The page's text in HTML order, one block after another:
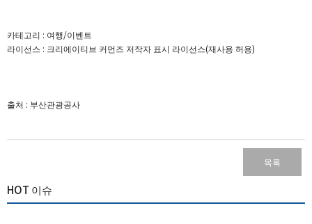
카테고리 : 여행/이벤트
라이선스 : 크리에이티브 커먼즈 저작자 표시 라이선스(재사용 허용)
출처 : 부산관광공사​
목록
HOT 이슈